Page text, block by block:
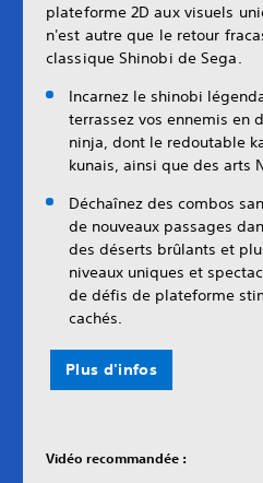
plateforme 2D aux visuels
n'est autre que le retour
classique Shinobi de Sega.
Incarnez le shinobi
terrassez vos ennemis en
ninja, dont le redoutable
kunais, ainsi que des arts
Déchaînez des combos
de nouveaux passages
des déserts brûlants et
niveaux uniques et
de défis de plateforme
cachés.
Plus d'infos
Vidéo recommandée :